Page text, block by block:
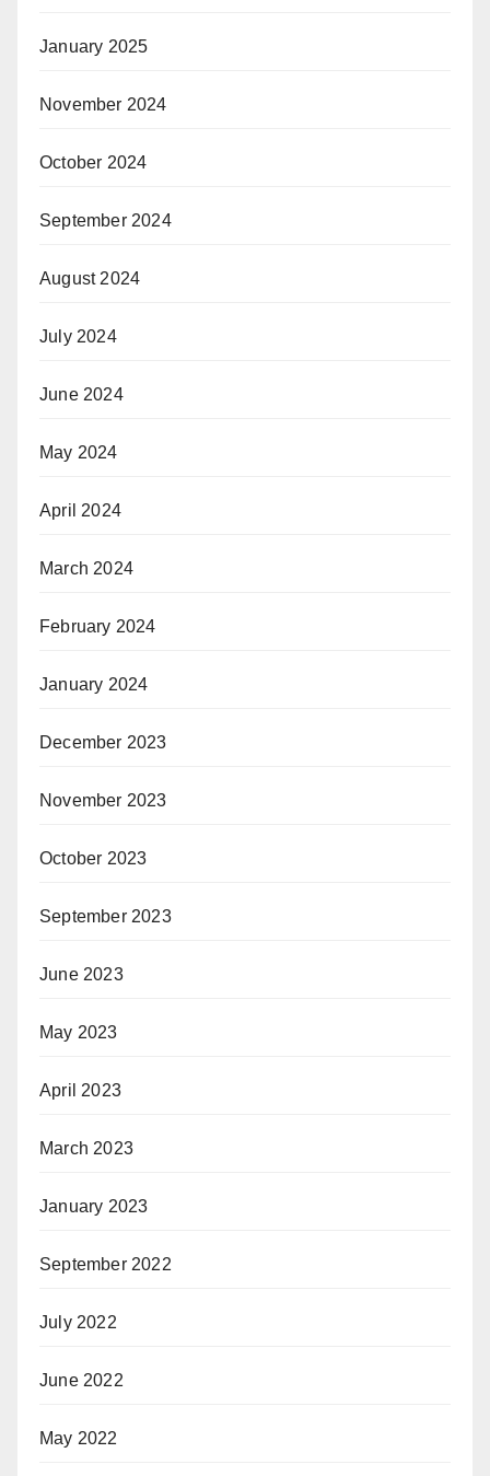
January 2025
November 2024
October 2024
September 2024
August 2024
July 2024
June 2024
May 2024
April 2024
March 2024
February 2024
January 2024
December 2023
November 2023
October 2023
September 2023
June 2023
May 2023
April 2023
March 2023
January 2023
September 2022
July 2022
June 2022
May 2022